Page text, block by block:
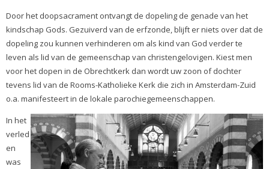
Door het doopsacrament ontvangt de dopeling de genade van het
kindschap Gods. Gezuiverd van de erfzonde, blijft er niets over dat de
dopeling zou kunnen verhinderen om als kind van God verder te
leven als lid van de gemeenschap van christengelovigen. Kiest men
voor het dopen in de Obrechtkerk dan wordt uw zoon of dochter
tevens lid van de Rooms-Katholieke Kerk die zich in Amsterdam-Zuid
o.a. manifesteert in de lokale parochiegemeenschappen.
In het
verled
en
was